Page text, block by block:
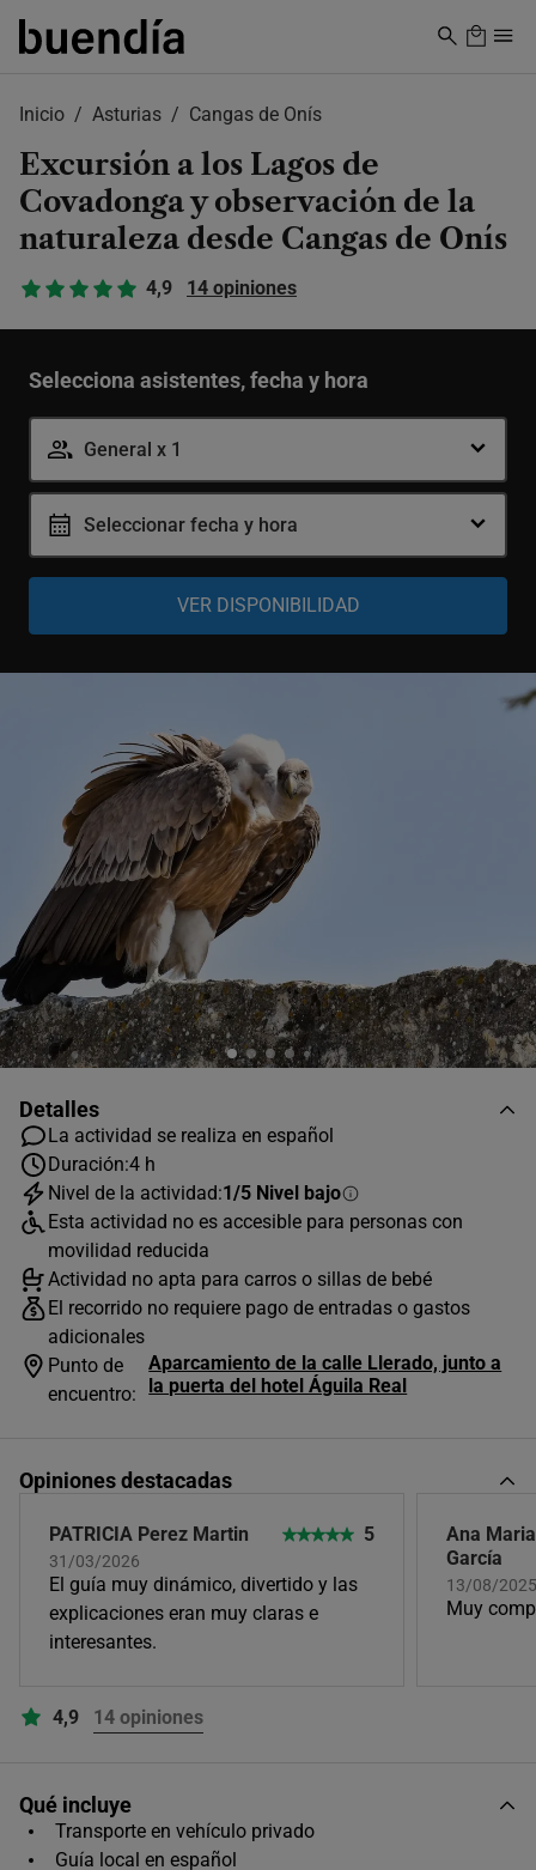
Skip
Inicio Asturias Cangas de Onís
Excursión a los Lagos de
Covadonga y observación de la
naturaleza desde Cangas de Onís
4,9 14 opiniones
Selecciona asistentes, fecha y hora
General x 1
Seleccionar fecha y hora
AGOSTO
M J S D
3
4 5 6 7 8
9
17
18 19 20
24
25 26 27 28 29
30
31
Horas disponibles (2)
Detalles
La actividad se realiza en español
Duración:4 h
Nivel de la actividad:1/5 Nivel bajo
Esta actividad no es accesible para personas con
movilidad reducida
Actividad no apta para carros o sillas de bebé
El recorrido no requiere pago de entradas o gastos
adicionales
Punto de
encuentro:
Aparcamiento de la calle Llerado, junto a
la puerta del hotel Águila Real
Opiniones destacadas
PATRICIA Perez Martin
31/03/2026
5
El guía muy dinámico, divertido y las
explicaciones eran muy claras e
interesantes.
Ana
García
13/08/
Muy
4,9 14 opiniones
Qué incluye
Transporte en vehículo privado
Guía local en español